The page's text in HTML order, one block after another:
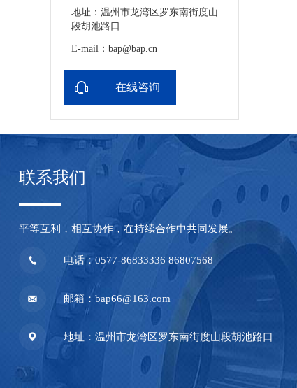
地址：温州市龙湾区罗东南街度山
段胡池路口
E-mail：bap@bap.cn
在线咨询
联系我们
平等互利，相互协作，在持续合作中共同发展。
电话：0577-86833336 86807568
邮箱：bap66@163.com
地址：温州市龙湾区罗东南街度山段胡池路口